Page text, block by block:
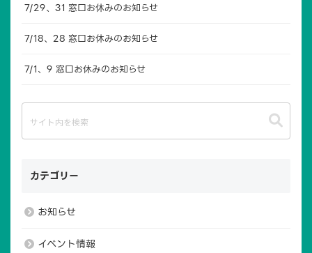
7/29、31 窓口お休みのお知らせ
7/18、28 窓口お休みのお知らせ
7/1、9 窓口お休みのお知らせ
カテゴリー
お知らせ
イベント情報